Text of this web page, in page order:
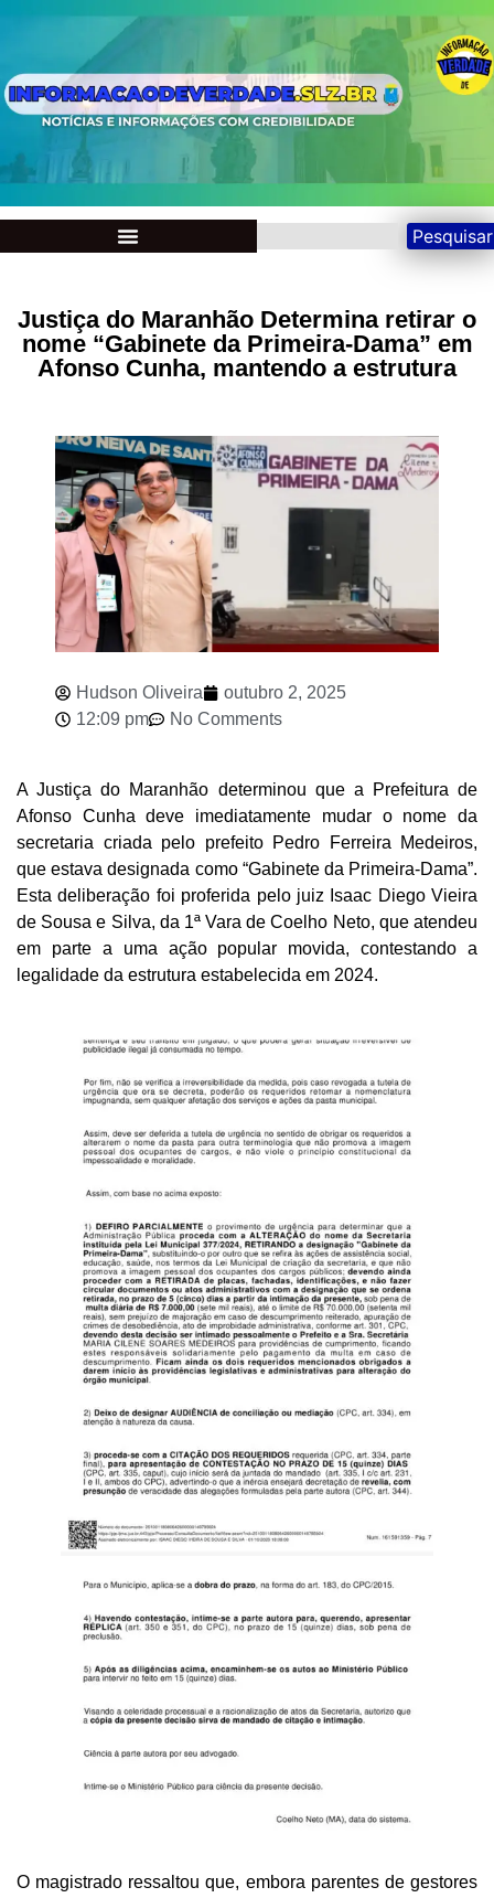
Pesquisar
Justiça do Maranhão Determina retirar o
nome “Gabinete da Primeira-Dama” em
Afonso Cunha, mantendo a estrutura
Hudson Oliveira
outubro 2, 2025
12:09 pm
No Comments
A Justiça do Maranhão determinou que a Prefeitura de
Afonso Cunha deve imediatamente mudar o nome da
secretaria criada pelo prefeito Pedro Ferreira Medeiros,
que estava designada como “Gabinete da Primeira-Dama”.
Esta deliberação foi proferida pelo juiz Isaac Diego Vieira
de Sousa e Silva, da 1ª Vara de Coelho Neto, que atendeu
em parte a uma ação popular movida, contestando a
legalidade da estrutura estabelecida em 2024.
O magistrado ressaltou que, embora parentes de gestores